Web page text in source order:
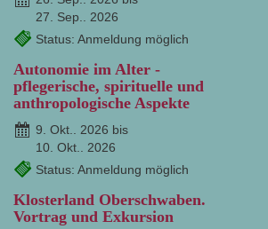
27. Sep.. 2026
Status: Anmeldung möglich
Autonomie im Alter -
pflegerische, spirituelle und
anthropologische Aspekte
9. Okt.. 2026 bis
10. Okt.. 2026
Status: Anmeldung möglich
Klosterland Oberschwaben.
Vortrag und Exkursion